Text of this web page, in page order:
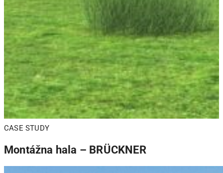
CASE STUDY
Montážna hala – BRÜCKNER